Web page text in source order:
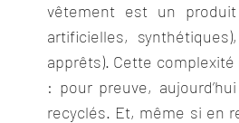
vêtement est un
artificielles,
apprêts). Cette
: pour preuve,
recyclés. Et, même si en